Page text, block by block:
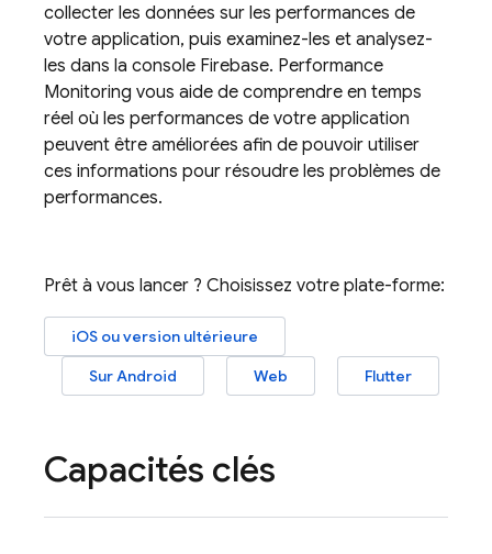
collecter les données sur les performances de
votre application, puis examinez-les et analysez-
les dans la console Firebase. Performance
Monitoring vous aide de comprendre en temps
réel où les performances de votre application
peuvent être améliorées afin de pouvoir utiliser
ces informations pour résoudre les problèmes de
performances.
Prêt à vous lancer ? Choisissez votre plate-forme:
iOS ou version ultérieure
Sur Android
Web Flutter
Capacités clés